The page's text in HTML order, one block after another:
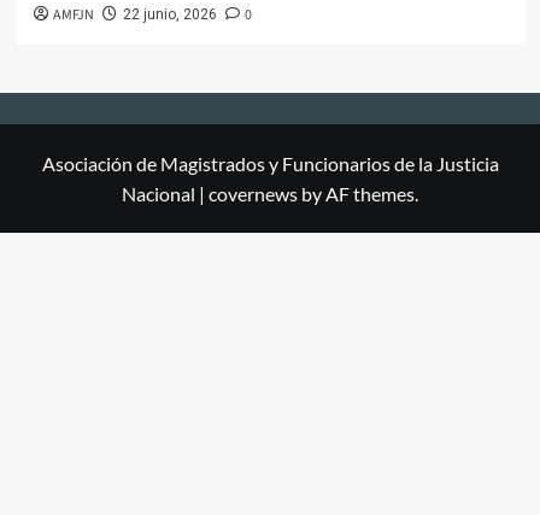
AMFJN 22 junio, 2026 0
Asociación de Magistrados y Funcionarios de la Justicia
Nacional | covernews by AF themes.